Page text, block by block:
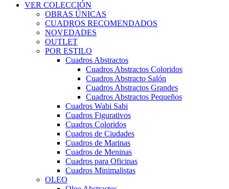
VER COLECCIÓN
OBRAS ÚNICAS
CUADROS RECOMENDADOS
NOVEDADES
OUTLET
POR ESTILO
Cuadros Abstractos
Cuadros Abstractos Coloridos
Cuadros Abstracto Salón
Cuadros Abstractos Grandes
Cuadros Abstractos Pequeños
Cuadros Wabi Sabi
Cuadros Figurativos
Cuadros Coloridos
Cuadros de Ciudades
Cuadros de Marinas
Cuadros de Meninas
Cuadros para Oficinas
Cuadros Minimalistas
OLEO